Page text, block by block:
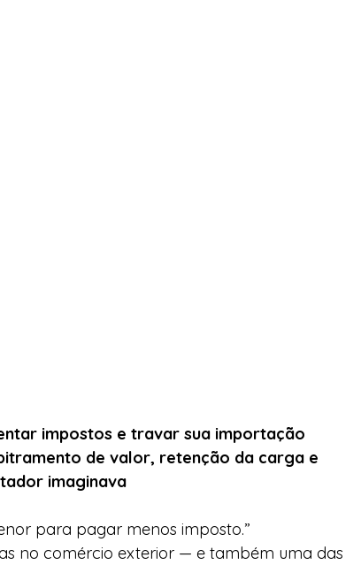
impostos e travar sua importação
de valor, retenção da carga e
imaginava
para pagar menos imposto.”
no comércio exterior — e também uma das